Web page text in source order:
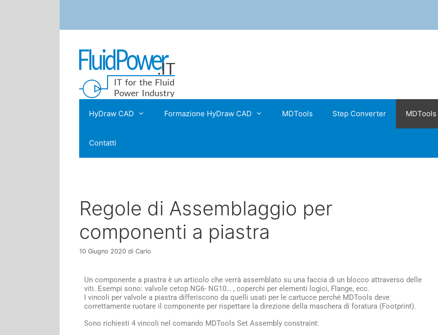
HyDraw CAD Formazione HyDraw CAD MDTools Step Converter
Contatti
Regole di Assemblaggio per
componenti a piastra
10 Giugno 2020 di Carlo
Un componente a piastra è un articolo che verrà assemblato su una faccia di un blocco attraverso delle
viti. Esempi sono: valvole cetop NG6- NG10… , coperchi per elementi logici, Flange, ecc.
I vincoli per valvole a piastra differiscono da quelli usati per le cartucce perché MDTools deve
correttamente ruotare il componente per rispettare la direzione della maschera di foratura (Footprint).
Sono richiesti 4 vincoli nel comando MDTools Set Assembly constraint: